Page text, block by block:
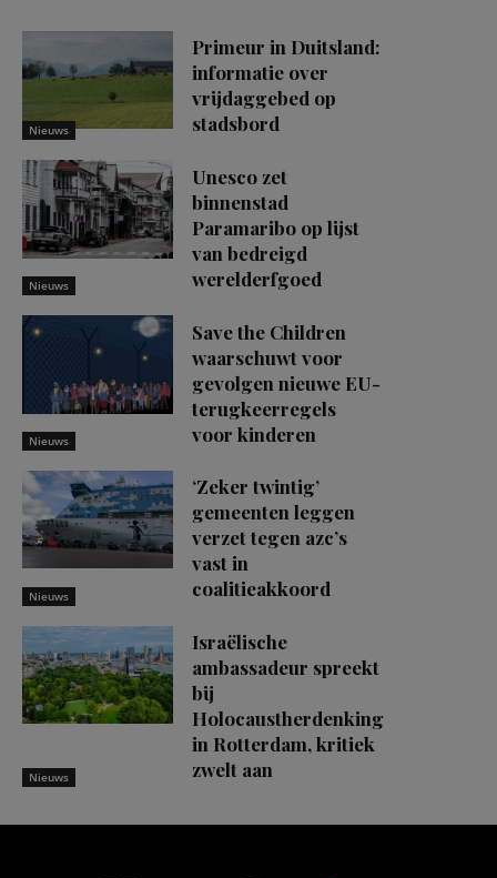
Nieuws
Primeur in Duitsland:
informatie over
vrijdaggebed op
stadsbord
Nieuws
Unesco zet
binnenstad
Paramaribo op lijst
van bedreigd
werelderfgoed
Nieuws
Save the Children
waarschuwt voor
gevolgen nieuwe EU-
terugkeerregels
voor kinderen
Nieuws
‘Zeker twintig’
gemeenten leggen
verzet tegen azc’s
vast in
coalitieakkoord
Nieuws
Israëlische
ambassadeur spreekt
bij
Holocaustherdenking
in Rotterdam, kritiek
zwelt aan